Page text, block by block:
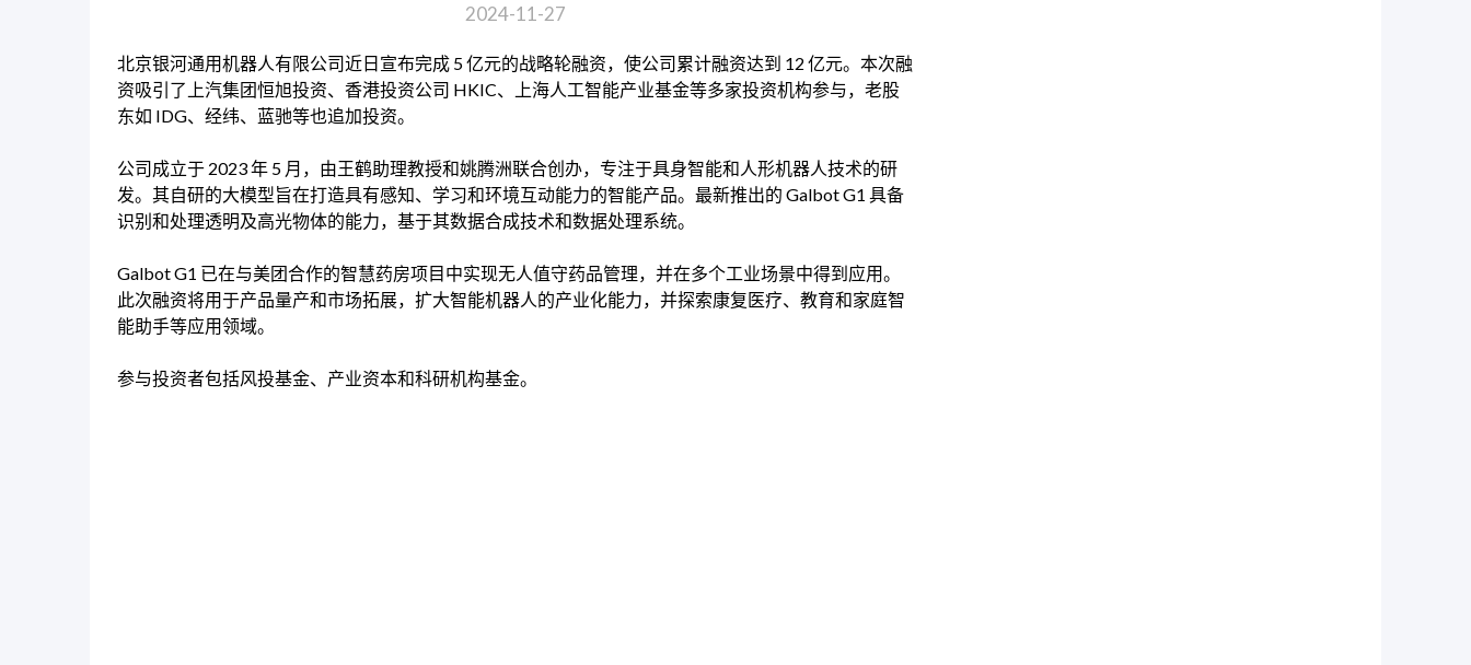
2024-11-27
北京银河通用机器人有限公司近日宣布完成 5 亿元的战略轮融资，使公司累计融资达到 12 亿元。本次融
资吸引了上汽集团恒旭投资、香港投资公司 HKIC、上海人工智能产业基金等多家投资机构参与，老股
东如 IDG、经纬、蓝驰等也追加投资。
公司成立于 2023 年 5 月，由王鹤助理教授和姚腾洲联合创办，专注于具身智能和人形机器人技术的研
发。其自研的大模型旨在打造具有感知、学习和环境互动能力的智能产品。最新推出的 Galbot G1 具备
识别和处理透明及高光物体的能力，基于其数据合成技术和数据处理系统。
Galbot G1 已在与美团合作的智慧药房项目中实现无人值守药品管理，并在多个工业场景中得到应用。
此次融资将用于产品量产和市场拓展，扩大智能机器人的产业化能力，并探索康复医疗、教育和家庭智
能助手等应用领域。
参与投资者包括风投基金、产业资本和科研机构基金。